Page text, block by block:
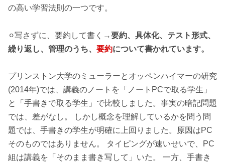
の高い学習法則の一つです。
⚪︎写さずに、要約して書く→要約、具体化、テスト形式、
繰り返し、管理のうち、 要約について書かれています。
プリンストン大学のミューラーとオッペンハイマーの研究
(2014年)では、講義のノートを「ノートPCで取る学生」
と「手書きで取る学生」で比較しました。事実の暗記問題
では、差がなし。 しかし概念を理解しているかを問う問
題では、手書きの学生が明確に上回りました。原因はPC
そのものではありません。 タイピングが速いせいで、PC
組は講義を「そのまま書き写して」いた。 一方、手書き